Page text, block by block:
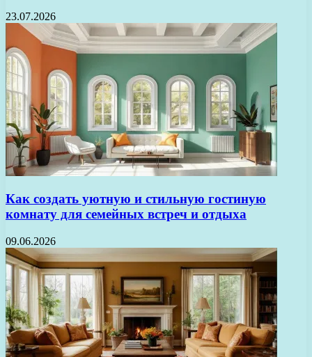
23.07.2026
Как создать уютную и стильную гостиную
комнату для семейных встреч и отдыха
09.06.2026